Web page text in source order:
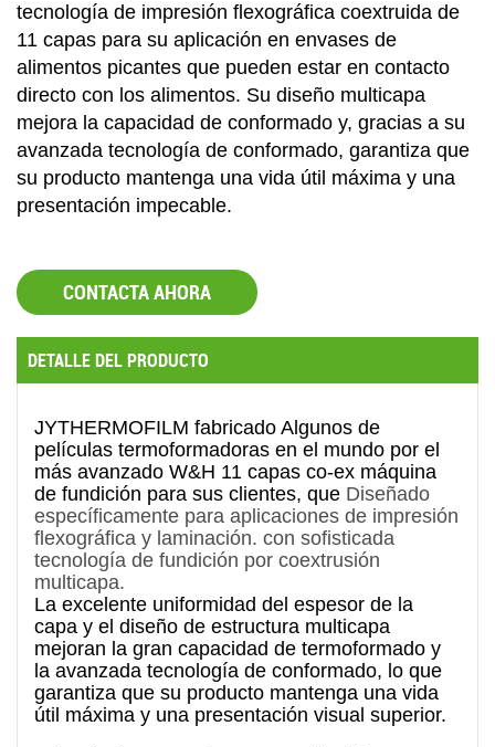
tecnología de impresión flexográfica coextruida de
11 capas para su aplicación en envases de
alimentos picantes que pueden estar en contacto
directo con los alimentos. Su diseño multicapa
mejora la capacidad de conformado y, gracias a su
avanzada tecnología de conformado, garantiza que
su producto mantenga una vida útil máxima y una
presentación impecable.
CONTACTA AHORA
DETALLE DEL PRODUCTO
JYTHERMOFILM fabricado Algunos de
películas termoformadoras en el mundo por el
más avanzado W&H 11 capas co-ex máquina
de fundición para sus clientes, que Diseñado
específicamente para aplicaciones de impresión
flexográfica y laminación. con sofisticada
tecnología de fundición por coextrusión
multicapa.
La excelente uniformidad del espesor de la
capa y el diseño de estructura multicapa
mejoran la gran capacidad de termoformado y
la avanzada tecnología de conformado, lo que
garantiza que su producto mantenga una vida
útil máxima y una presentación visual superior.